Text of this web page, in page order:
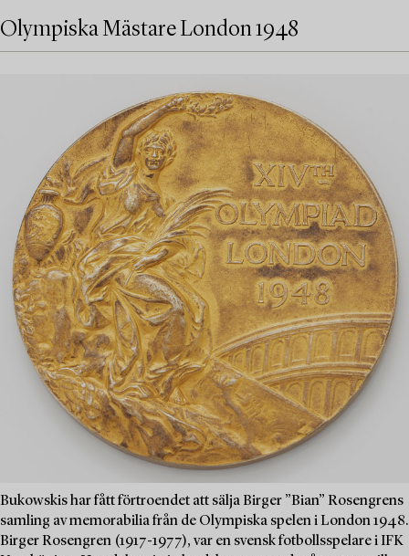
Olympiska Mästare London 1948
Bukowskis har fått förtroendet att sälja Birger ”Bian” Rosengrens
samling av memorabilia från de Olympiska spelen i London 1948.
Birger Rosengren (1917-1977), var en svensk fotbollsspelare i IFK